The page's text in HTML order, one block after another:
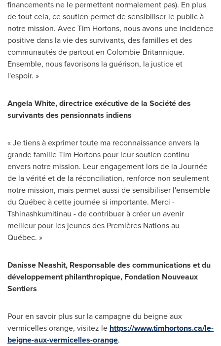
financements ne le permettent normalement pas). En plus
de tout cela, ce soutien permet de sensibiliser le public à
notre mission. Avec Tim Hortons, nous avons une incidence
positive dans la vie des survivants, des familles et des
communautés de partout en Colombie-Britannique.
Ensemble, nous favorisons la guérison, la justice et
l'espoir. »
Angela White, directrice exécutive de la Société des
survivants des pensionnats indiens
« Je tiens à exprimer toute ma reconnaissance envers la
grande familleTim Hortons pour leur soutien continu
envers notre mission. Leur engagement lors de la Journée
de la vérité et de la réconciliation, renforce non seulement
notre mission, mais permet aussi de sensibiliser l'ensemble
du Québec à cette journée si importante. Merci -
Tshinashkumitinau - de contribuer à créer un avenir
meilleur pour les jeunes des Premières Nations au
Québec. »
Danisse Neashit, Responsable des communications et du
développement philanthropique, Fondation Nouveaux
Sentiers
Pour en savoir plus sur la campagne du beigne aux
vermicelles orange, visitez le https://www.timhortons.ca/le-
beigne-aux-vermicelles-orange.